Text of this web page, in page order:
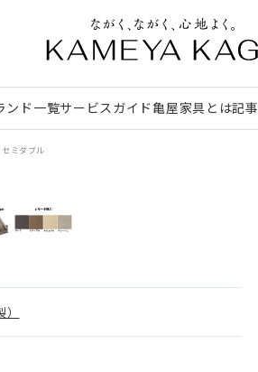
ンド一覧サービスガイド亀屋家具とは記事
ミダブル